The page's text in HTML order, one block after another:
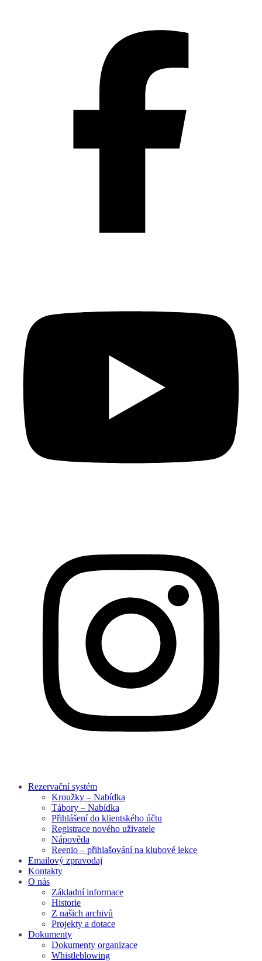
Rezervační systém
Kroužky – Nabídka
Tábory – Nabídka
Přihlášení do klientského účtu
Registrace nového uživatele
Nápověda
Reenio – přihlašování na klubové lekce
Emailový zpravodaj
Kontakty
O nás
Základní informace
Historie
Z našich archivů
Projekty a dotace
Dokumenty
Dokumenty organizace
Whistleblowing